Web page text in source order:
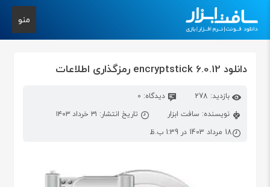
منو
دانلود encryptstick 6.0.12 رمزگذاری اطلاعات
بازدید: 278
دیدگاه: 0
نویسنده: سافت ابزار
تاریخ انتشار: ۳۱ خرداد ۱۴۰۳
18 مرداد 1403 در 1:39 ب.ظ